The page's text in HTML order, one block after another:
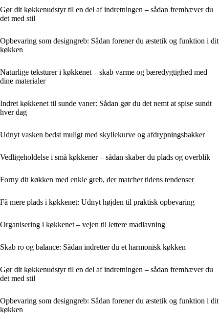
Gør dit køkkenudstyr til en del af indretningen – sådan fremhæver du
det med stil
Opbevaring som designgreb: Sådan forener du æstetik og funktion i dit
køkken
Naturlige teksturer i køkkenet – skab varme og bæredygtighed med
dine materialer
Indret køkkenet til sunde vaner: Sådan gør du det nemt at spise sundt
hver dag
Udnyt vasken bedst muligt med skyllekurve og afdrypningsbakker
Vedligeholdelse i små køkkener – sådan skaber du plads og overblik
Forny dit køkken med enkle greb, der matcher tidens tendenser
Få mere plads i køkkenet: Udnyt højden til praktisk opbevaring
Organisering i køkkenet – vejen til lettere madlavning
Skab ro og balance: Sådan indretter du et harmonisk køkken
Gør dit køkkenudstyr til en del af indretningen – sådan fremhæver du
det med stil
Opbevaring som designgreb: Sådan forener du æstetik og funktion i dit
køkken